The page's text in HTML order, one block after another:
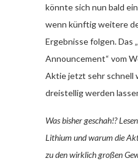
könnte sich nun bald
wenn künftig weitere
Ergebnisse folgen. Das
Announcement“ vom
Aktie jetzt sehr schnell
dreistellig werden
Was bisher geschah!?
Lithium und warum die
zu den wirklich großen